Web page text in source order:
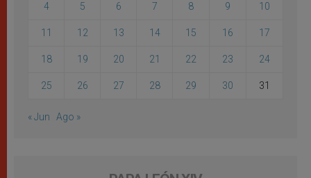
4 5 6 7 8 9 10
11 12 13 14 15 16 17
18 19 20 21 22 23 24
25 26 27 28 29 30 31
« Jun Ago »